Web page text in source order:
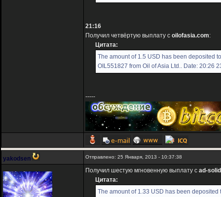
21:16
Получил четвёртую выплату с oilofasia.com:
Цитата:
The amount of 1.5 USD has been deposited
OIL551827 from Oil of Asia Ltd.. Date: 20:26
-----
yakodsen Отправлено: 25 Января, 2013 - 10:37:38
Получил шестую мгновенную выплату с ad-
Цитата:
The amount of 1.33 USD has been